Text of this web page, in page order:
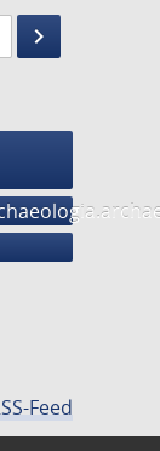
keyboard_arrow_right
Suche
Feed